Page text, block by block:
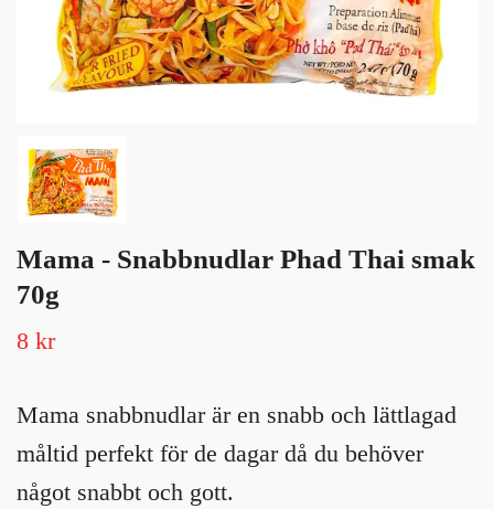
Mama - Snabbnudlar Phad Thai smak
70g
8 kr
Mama snabbnudlar är en snabb och lättlagad
måltid perfekt för de dagar då du behöver
något snabbt och gott.